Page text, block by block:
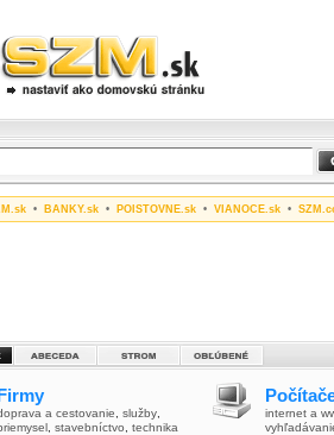
• BANKY.sk • POISTOVNE.sk • VIANOCE.sk •
a cestovanie služby
stavebníctvo technika
internet a